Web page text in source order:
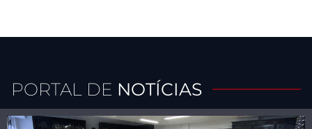
PORTAL DE NOTÍCIAS